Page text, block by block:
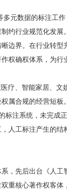
元数据的标注工
约行业规范化发展
边界。在行业转
权确权体系，为行
疗、智能家居、文
属合规的经营短板
注系统，未完成
人工标注产生的结
，先后出台《人工
重核心著作权客体